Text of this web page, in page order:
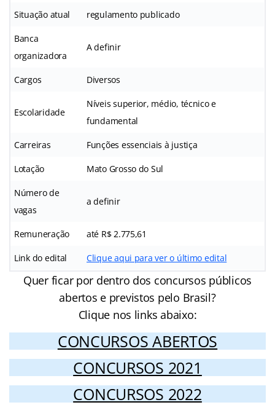
Situação atual regulamento publicado
Banca
organizadora
A definir
Cargos Diversos
Escolaridade
Níveis superior, médio, técnico e
fundamental
Carreiras Funções essenciais à justiça
Lotação Mato Grosso do Sul
Número de
vagas
a definir
Remuneração até R$ 2.775,61
Link do edital Clique aqui para ver o último edital
Quer ficar por dentro dos concursos públicos
abertos e previstos pelo Brasil?
Clique nos links abaixo:
CONCURSOS ABERTOS
CONCURSOS 2021
CONCURSOS 2022